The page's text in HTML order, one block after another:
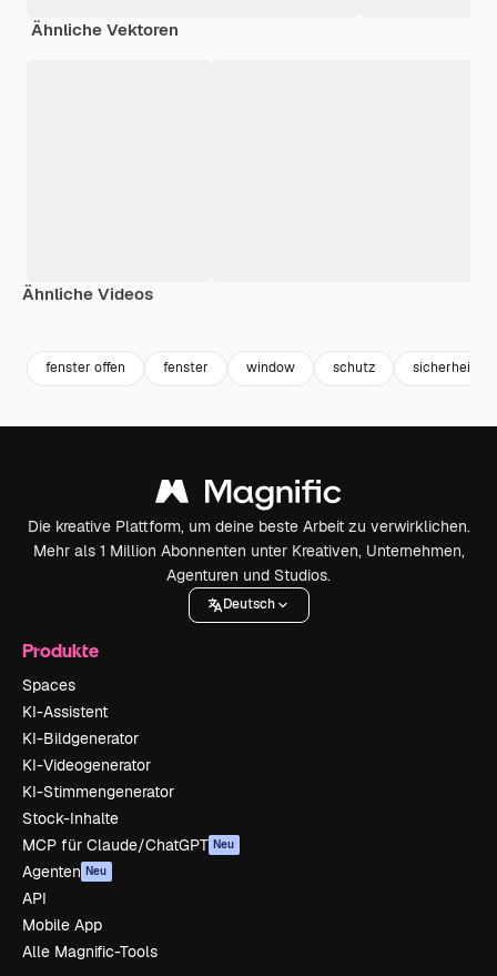
Ähnliche Vektoren
Ähnliche Videos
fenster offen fenster window schutz sicherheit
Die kreative Plattform, um deine beste Arbeit zu verwirklichen.
Mehr als 1 Million Abonnenten unter Kreativen, Unternehmen,
Agenturen und Studios.
Deutsch
Produkte
Spaces
KI-Assistent
KI-Bildgenerator
KI-Videogenerator
KI-Stimmengenerator
Stock-Inhalte
MCP für Claude/ChatGPT Neu
Agenten Neu
API
Mobile App
Alle Magnific-Tools